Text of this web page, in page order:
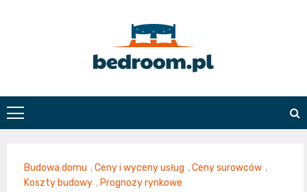
Bedroom.pl
Budowa domu ,Ceny i wyceny usług ,Ceny surowców ,
Koszty budowy , Prognozy rynkowe